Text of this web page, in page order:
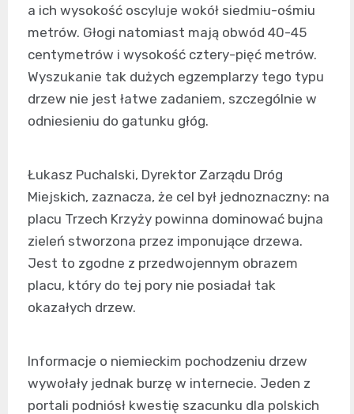
a ich wysokość oscyluje wokół siedmiu-ośmiu
metrów. Głogi natomiast mają obwód 40-45
centymetrów i wysokość cztery-pięć metrów.
Wyszukanie tak dużych egzemplarzy tego typu
drzew nie jest łatwe zadaniem, szczególnie w
odniesieniu do gatunku głóg.
Łukasz Puchalski, Dyrektor Zarządu Dróg
Miejskich, zaznacza, że cel był jednoznaczny: na
placu Trzech Krzyży powinna dominować bujna
zieleń stworzona przez imponujące drzewa.
Jest to zgodne z przedwojennym obrazem
placu, który do tej pory nie posiadał tak
okazałych drzew.
Informacje o niemieckim pochodzeniu drzew
wywołały jednak burzę w internecie. Jeden z
portali podniósł kwestię szacunku dla polskich